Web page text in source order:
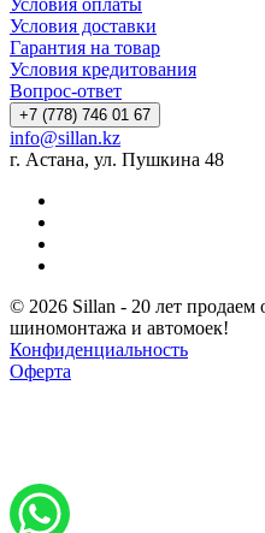
Условия оплаты
Условия доставки
Гарантия на товар
Условия кредитования
Вопрос-ответ
+7 (778) 746 01 67
info@sillan.kz
г. Астана, ул. Пушкина 48
© 2026 Sillan - 20 лет
шиномонтажа и автомоек!
Конфиденциальность
Оферта